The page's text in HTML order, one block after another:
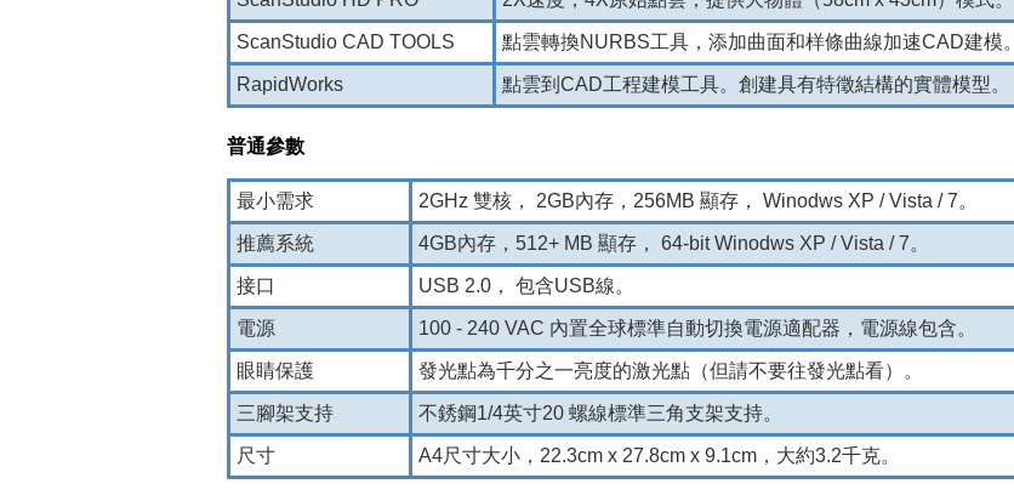
ScanStudio CAD TOOLS 點雲轉換NURBS工具，添加曲面和样條曲線加速CAD建模。
RapidWorks 點雲到CAD工程建模工具。 創建具有特徵結構的實體模型。
普通參數
最小需求 2GHz 雙核， 2GB內存，256MB 顯存， Winodws XP / Vista / 7。
推薦系​​統 4GB內存，512+ MB 顯存， 64-bit Winodws XP / Vista / 7。
接口 USB 2.0， 包含USB線。
電源 100 - 240 VAC 內置全球標準自動切換電源適配器，電源線包含。
眼睛保護 發光點為千分之一亮度的激光點（但請不要往發光點看）。
三腳架支持 不銹鋼1/4英寸20 螺線標準三角支架支持。
尺寸 A4尺寸大小，22.3cm x 27.8cm x 9.1cm，大約3.2千克。